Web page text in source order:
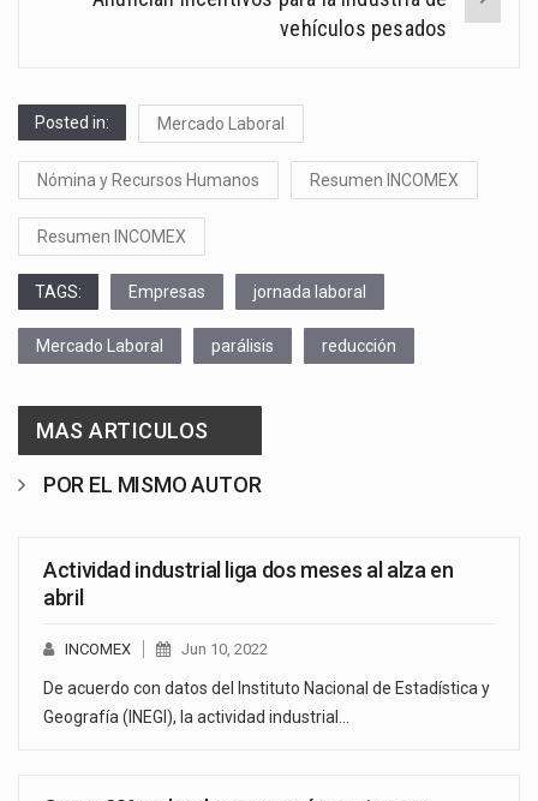
vehículos pesados
Posted in: Mercado Laboral
Nómina y Recursos Humanos Resumen INCOMEX
Resumen INCOMEX
TAGS: Empresas jornada laboral
Mercado Laboral parálisis reducción
MAS ARTICULOS
POR EL MISMO AUTOR
Actividad industrial liga dos meses al alza en
abril
INCOMEX Jun 10, 2022
De acuerdo con datos del Instituto Nacional de Estadística y
Geografía (INEGI), la actividad industrial…